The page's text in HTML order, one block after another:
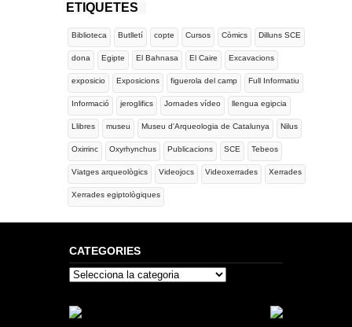
ETIQUETES
Biblioteca Butlletí copte Cursos Còmics Dilluns SCE
dona Egipte El Bahnasa El Caire Excavacions
exposicio Exposicions figuerola del camp Full Informatiu
Informació jeroglifics Jornades vídeo llengua egipcia
Llibres museu Museu d'Arqueologia de Catalunya Nilus
Oxirrinc Oxyrhynchus Publicacions SCE Tebeos
Viatges arqueològics Videojocs Videoxerrades Xerrades
Xerrades egiptològiques
CATEGORIES
Categories